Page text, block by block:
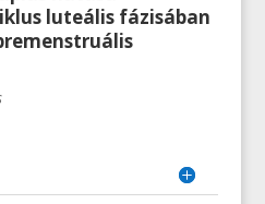
luteális fázisában